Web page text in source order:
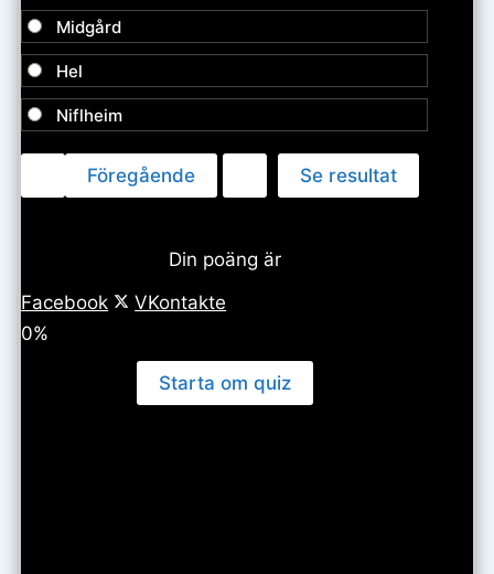
Midgård
Hel
Niflheim
Din poäng är
Facebook
VKontakte
0%
Starta om quiz